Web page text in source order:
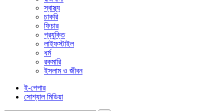
স্বাস্থ্য
চাকরি
ফিচার
প্রযুক্তি
লাইফস্টাইল
ধর্ম
রকমারি
ইসলাম ও জীবন
ই-পেপার
সোশ্যাল মিডিয়া